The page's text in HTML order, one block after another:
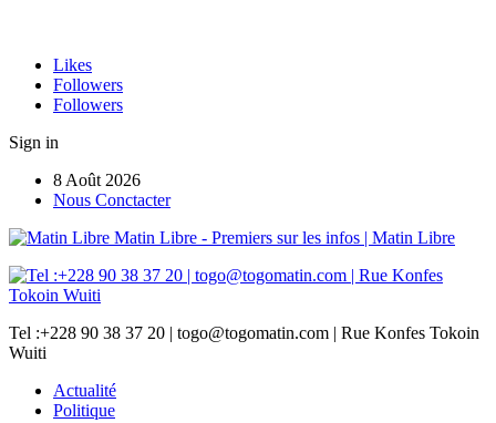
Likes
Followers
Followers
Sign in
8 Août 2026
Nous Conctacter
Matin Libre - Premiers sur les infos | Matin Libre
Tel :+228 90 38 37 20 | togo@togomatin.com | Rue Konfes Tokoin
Wuiti
Actualité
Politique